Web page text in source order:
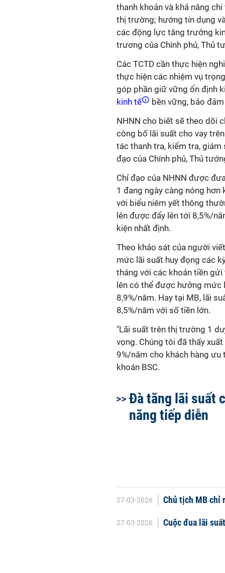
thanh khoản và khả năng
thị trường; hướng tín dụng
các động lực tăng trưởng
trương của Chính phủ, Thủ
Các TCTD cần thực hiện
thực hiện các nhiệm vụ
góp phần giữ vững ổn định
kinh tế
bền vững, bảo
NHNN cho biết sẽ theo dõi
công bố lãi suất cho vay trên
tác thanh tra, kiểm tra,
đạo của Chính phủ, Thủ
Chỉ đạo của NHNN được
1 đang ngày càng nóng
với biểu niêm yết thông
lên được đẩy lên tới 8,5%/
kiện nhất định.
Theo khảo sát của người
mức lãi suất huy đọng các
tháng với các khoản tiền
lên có thể được hưởng mức
8,9%/năm. Hay tại MB, lãi
8,5%/năm với số tiền lớn.
"Lãi suất trên thị trường 1
vọng. Chúng tôi đã thấy
9%/năm cho khách hàng ưu
khoán BSC.
Đà tăng lãi suất
năng tiếp diễn
27-03-2026 Chủ tịch MB chỉ
27-03-2026 Cuộc đua lãi